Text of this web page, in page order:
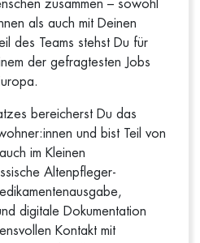
zusammen – sowohl
als auch mit Deinen
des Teams stehst Du für
der gefragtesten Jobs
bereicherst Du das
und bist Teil von
im Kleinen
Altenpfleger-
digitale Dokumentation
Kontakt mit